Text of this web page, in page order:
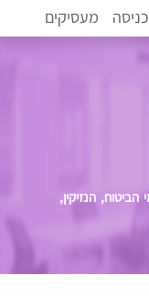
כניסה מעסיקים
הנזיקין,